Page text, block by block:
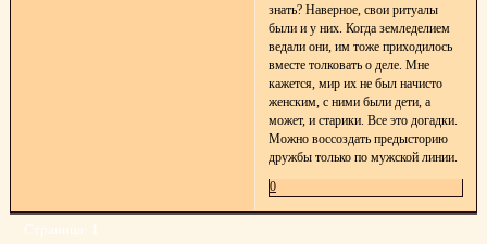
знать? Наверное, свои ритуалы
были и у них. Когда земледелием
ведали они, им тоже приходилось
вместе толковать о деле. Мне
кажется, мир их не был начисто
женским, с ними были дети, а
может, и старики. Все это догадки.
Можно воссоздать предысторию
дружбы только по мужской линии.
0
Страница: 1